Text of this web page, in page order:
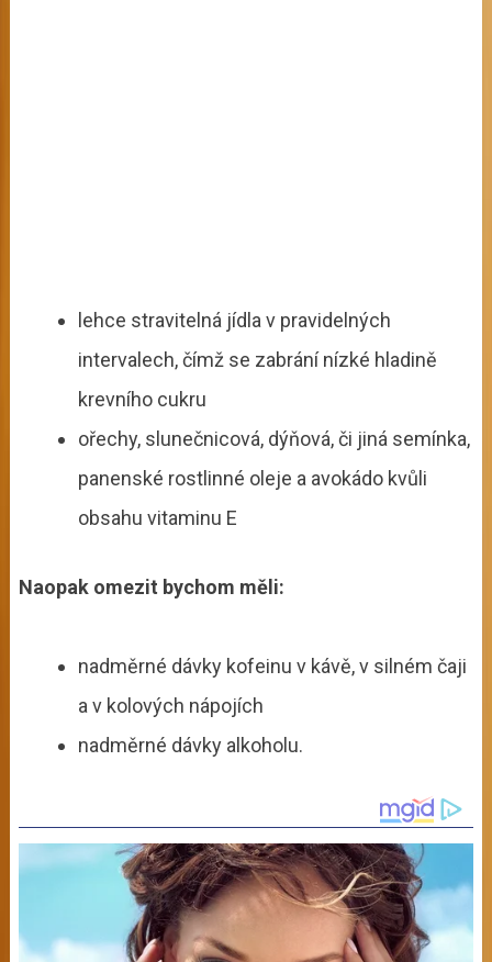
lehce stravitelná jídla v pravidelných
intervalech, čímž se zabrání nízké hladině
krevního cukru
ořechy, slunečnicová, dýňová, či jiná semínka,
panenské rostlinné oleje a avokádo kvůli
obsahu vitaminu E
Naopak omezit bychom měli:
nadměrné dávky kofeinu v kávě, v silném čaji
a v kolových nápojích
nadměrné dávky alkoholu.